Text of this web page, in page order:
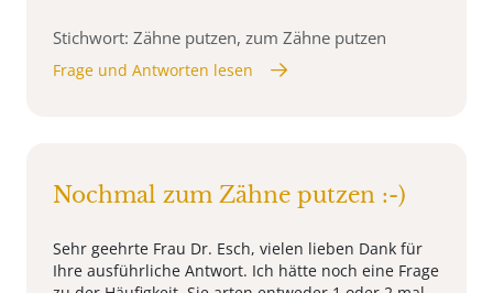
Stichwort: Zähne putzen, zum Zähne putzen
Frage und Antworten lesen
Nochmal zum Zähne putzen :-)
Sehr geehrte Frau Dr. Esch, vielen lieben Dank für
Ihre ausführliche Antwort. Ich hätte noch eine Frage